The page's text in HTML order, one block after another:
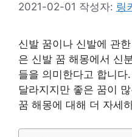
2021-02-01 작성자: 링
신발 꿈이나 신발에 관
은 신발 꿈 해몽에서 신
들을 의미한다고 합니
달라지지만 좋은 꿈이
꿈 해몽에 대해 더 자세